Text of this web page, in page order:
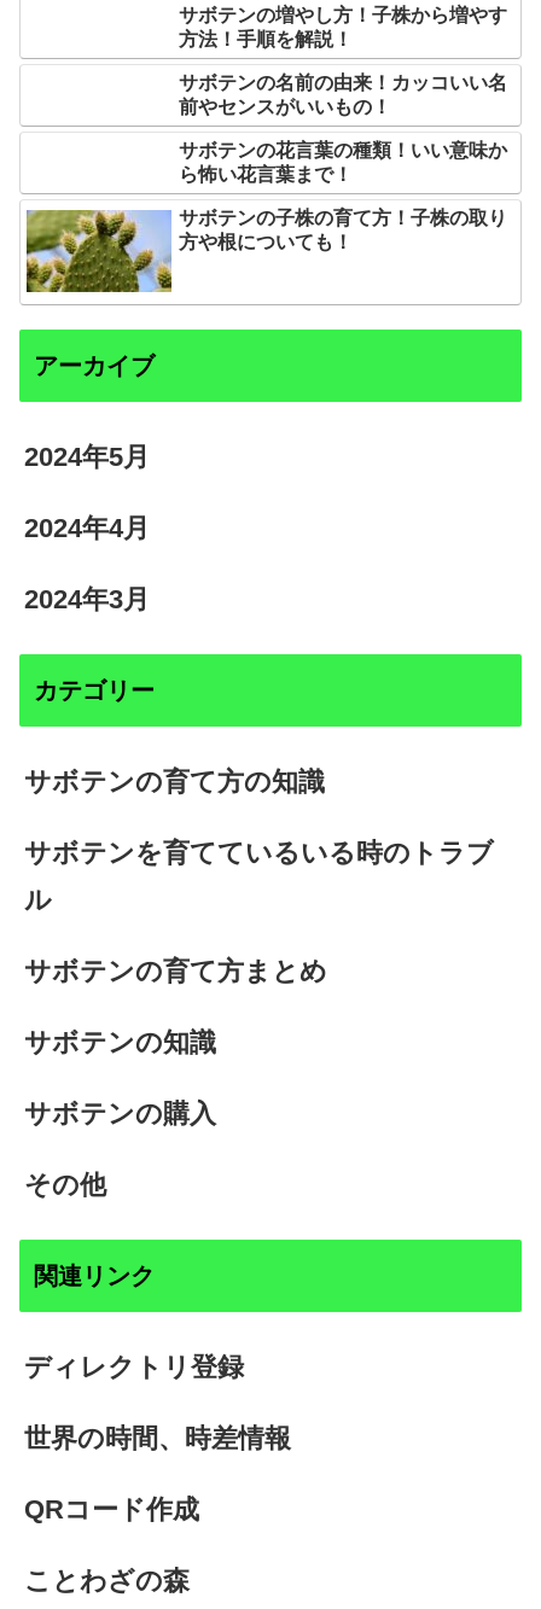
サボテンの増やし方！子株から増やす
方法！手順を解説！
サボテンの名前の由来！カッコいい名
前やセンスがいいもの！
サボテンの花言葉の種類！いい意味か
ら怖い花言葉まで！
サボテンの子株の育て方！子株の取り
方や根についても！
アーカイブ
2024年5月
2024年4月
2024年3月
カテゴリー
サボテンの育て方の知識
サボテンを育てているいる時のトラブ
ル
サボテンの育て方まとめ
サボテンの知識
サボテンの購入
その他
関連リンク
ディレクトリ登録
世界の時間、時差情報
QRコード作成
ことわざの森